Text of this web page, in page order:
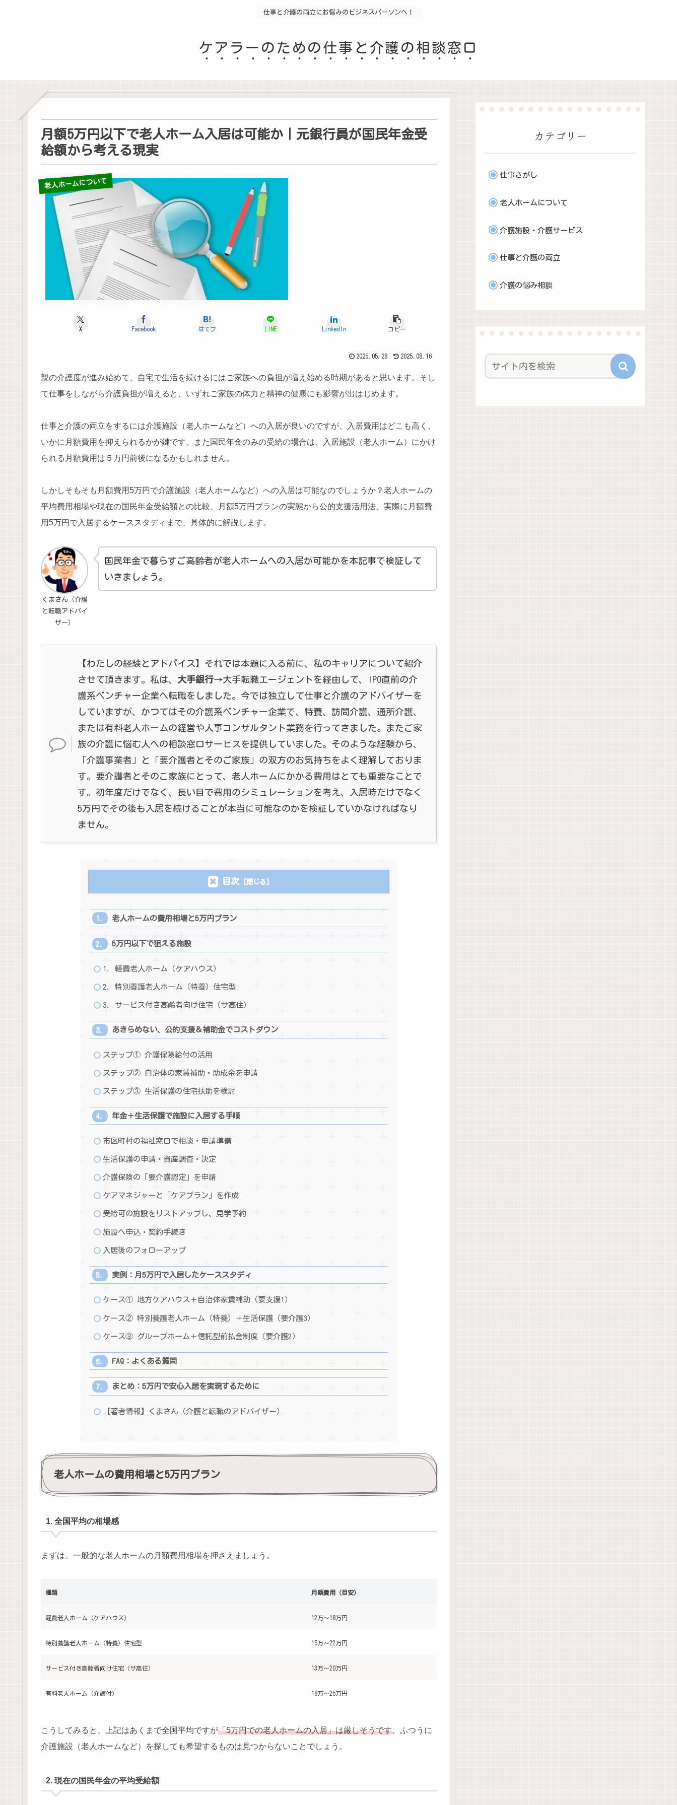
仕事と介護の両立にお悩みのビジネスパーソンへ！
ケアラーのための仕事と介護の相談窓口
月額5万円以下で老人ホーム入居は可能か｜元銀行員が国民年金受
給額から考える現実
老人ホームについて
X Facebook はてブ LINE LinkedIn コピー
2025.05.28 2025.08.16
親の介護度が進み始めて、自宅で生活を続けるにはご家族への負担が増え始める時期があると思います。そし
て仕事をしながら介護負担が増えると、いずれご家族の体力と精神​の健康​にも影響が出はじめます。
仕事と介護の両立をするには介護施設（老人ホームなど）への入居が良いのですが、入居費用はどこも高く、
いかに月額費用を抑えられるかが鍵です。また国民年金のみの受給の場合は、入居施設（老人ホーム）にかけ
られる月額費用は５万円前後になるかもしれません。
しかしそもそも月額費用5万円で介護施設（老人ホームなど）への入居は可能なのでしょうか？老人ホームの
平均費用相場や現在の国民年金受給額との比較、月額5万円プランの実態から公的支援活用法、実際に月額費
用5万円で入居するケーススタディまで、具体的に解説します。
くまさん（介護
と転職アドバイ
ザー）
国民年金で暮らすご高齢者が老人ホームへの入居が可能かを本記事で検証して
いきましょう。
【わたしの経験とアドバイス】それでは本題に入る前に、私のキャリアについて紹介
させて頂きます。私は、 大手銀行→大手転職エージェントを経由して、IPO直前の介
護系ベンチャー企業へ転職をしました。今では独立して仕事と介護のアドバイザーを
していますが、かつてはその介護系ベンチャー企業で、特養、訪問介護、通所介護、
または有料老人ホームの経営や人事コンサルタント業務を行ってきました。またご家
族の介護に悩む人への相談窓口サービスを提供していました。そのような経験から、
「介護事業者」と「要介護者とそのご家族」の双方のお気持ちをよく理解しておりま
す。要介護者とそのご家族にとって、老人ホームにかかる費用はとても重要なことで
す。初年度だけでなく、長い目で費用のシミュレーションを考え、入居時だけでなく
5万円でその後も入居を続けることが本当に可能なのかを検証していかなければなり
ません。
目次
老人ホームの費用相場と5万円プラン
5万円以下で狙える施設
1. 軽費老人ホーム（ケアハウス）
2. 特別養護老人ホーム（特養）住宅型
3. サービス付き高齢者向け住宅（サ高住）
あきらめない、公的支援＆補助金でコストダウン
ステップ① 介護保険給付の活用
ステップ② 自治体の家賃補助・助成金を申請
ステップ③ 生活保護の住宅扶助を検討
年金＋生活保護で施設に入居する手順
市区町村の福祉窓口で相談・申請準備
生活保護の申請・資産調査・決定
介護保険の「要介護認定」を申請
ケアマネジャーと「ケアプラン」を作成
受給可の施設をリストアップし、見学予約
施設へ申込・契約手続き
入居後のフォローアップ
実例：月5万円で入居したケーススタディ
ケース① 地方ケアハウス＋自治体家賃補助（要支援1）
ケース② 特別養護老人ホーム（特養）＋生活保護（要介護3）
ケース③ グループホーム＋信託型前払金制度（要介護2）
FAQ：よくある質問
まとめ：5万円で安心入居を実現するために
【著者情報】くまさん（介護と転職のアドバイザー）
老人ホームの費用相場と5万円プラン
1. 全国平均の相場感
まずは、一般的な老人ホームの月額費用相場を押さえましょう。
種類 月額費用（目安）
軽費老人ホーム（ケアハウス） 12万～18万円
特別養護老人ホーム（特養）住宅型 15万～22万円
サービス付き高齢者向け住宅（サ高住） 13万～20万円
有料老人ホーム（介護付） 18万～25万円
こうしてみると、上記はあくまで全国平均ですが「5万円での老人ホームの入居」は厳しそうです。ふつうに
介護施設（老人ホームなど）を探しても希望するものは見つからないことでしょう。
2. 現在の国民年金の平均受給額
カテゴリー
仕事さがし
老人ホームについて
介護施設・介護サービス
仕事と介護の両立
介護の悩み相談